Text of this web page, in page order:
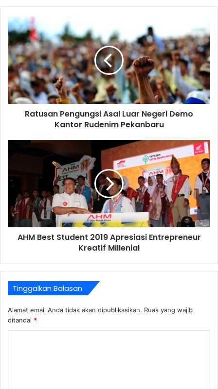
Ratusan Pengungsi Asal Luar Negeri Demo
Kantor Rudenim Pekanbaru
AHM Best Student 2019 Apresiasi Entrepreneur
Kreatif Millenial
Tinggalkan Balasan
Alamat email Anda tidak akan dipublikasikan. Ruas yang wajib
ditandai *